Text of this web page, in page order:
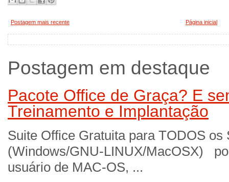
Postagem mais recente Página inicial
Postagem em destaque
Pacote Office de Graça? E
Treinamento e Implantação
Suite Office Gratuita para TODOS
(Windows/GNU-LINUX/MacOSX)
usuário de MAC-OS, ...